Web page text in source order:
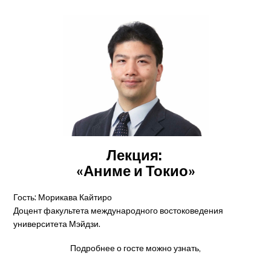
Лекция:
«Аниме и Токио»
Гость: Морикава Кайтиро
Доцент факультета международного востоковедения
университета Мэйдзи.
Подробнее о госте можно узнать,